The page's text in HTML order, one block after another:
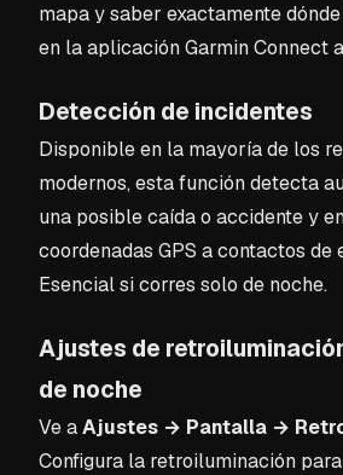
mapa y saber exactamente
en la aplicación Garmin Connect
Detección de incidentes
Disponible en la mayoría de los
modernos, esta función detecta
una posible caída o accidente y
coordenadas GPS a contactos de
Esencial si corres solo de noche.
Ajustes de
de noche
Ve aAjustes → Pantalla →
Configura la retroiluminación